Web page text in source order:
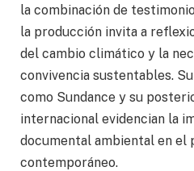
la combinación de
la producción invita a
del cambio climático y la
convivencia sustentables.
como Sundance y su
internacional evidencian la
documental ambiental en el
contemporáneo.